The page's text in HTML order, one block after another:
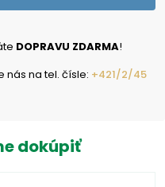
DOPRAVU ZDARMA!
nás na tel. čísle: +421/2/45
dokúpiť